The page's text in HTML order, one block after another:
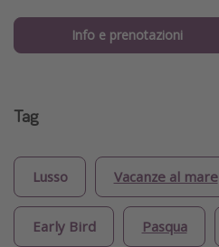
Info e prenotazioni
Tag
Lusso Vacanze al mare
Early Bird Pasqua